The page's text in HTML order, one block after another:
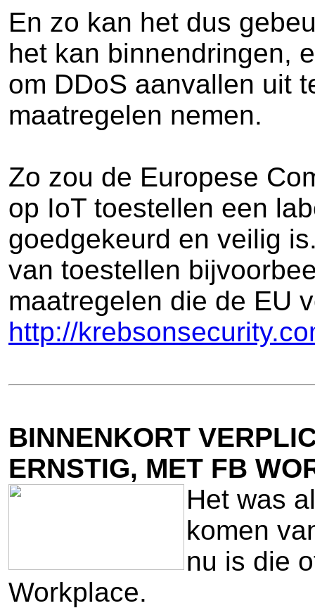
En zo kan het dus
het kan binnendringen,
om DDoS aanvallen uit
maatregelen nemen.
Zo zou de Europese
op IoT toestellen een
goedgekeurd en veilig
van toestellen
maatregelen die de EU
http://
BINNENKORT
ERNSTIG, MET FB
Het was
komen
nu is die
Workplace.